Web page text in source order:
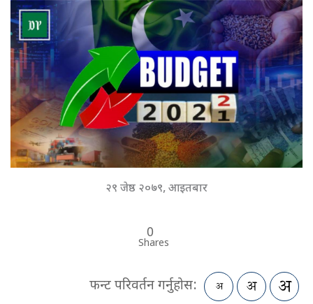
२९ जेष्ठ २०७९, आइतबार
0
Shares
फन्ट परिवर्तन गर्नुहोस: